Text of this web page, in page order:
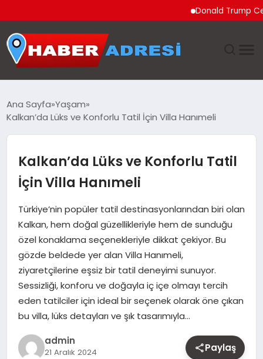
Donald Trump
SPOR
EKONOMI
TEKNOLOJI
EĞITIM
MAGAZIN
YAŞAM
OTOMOBIL
Ana Sayfa Yaşam
Kalkan’da Lüks ve Konforlu Tatil İçin Villa Hanımeli
Kalkan’da Lüks ve Konforlu Tatil
İçin Villa Hanımeli
Türkiye’nin popüler tatil destinasyonlarından biri olan
Kalkan, hem doğal güzellikleriyle hem de sunduğu
özel konaklama seçenekleriyle dikkat çekiyor. Bu
gözde beldede yer alan Villa Hanımeli,
ziyaretçilerine eşsiz bir tatil deneyimi sunuyor.
Sessizliği, konforu ve doğayla iç içe olmayı tercih
eden tatilciler için ideal bir seçenek olarak öne çıkan
bu villa, lüks detayları ve şık tasarımıyla…
admin
21 Aralık 2024 Paylaş